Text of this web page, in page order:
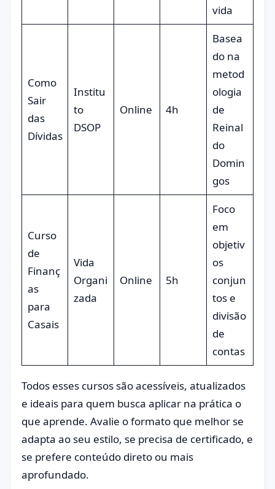
vida
Como
Sair
das
Dívidas
Institu
to
DSOP
Online 4h
Basea
do na
metod
ologia
de
Reinal
do
Domin
gos
Curso
de
Finanç
as
para
Casais
Vida
Organi
zada
Online 5h
Foco
em
objetiv
os
conjun
tos e
divisão
de
contas
Todos esses cursos são acessíveis, atualizados
e ideais para quem busca aplicar na prática o
que aprende. Avalie o formato que melhor se
adapta ao seu estilo, se precisa de certificado, e
se prefere conteúdo direto ou mais
aprofundado.